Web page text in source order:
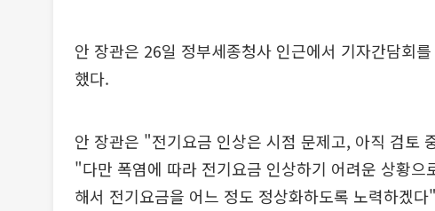
안 장관은 26일 정부세종청사 인근에서 기자간담회
했다.
안 장관은 "전기요금 인상은 시점 문제고, 아직 검토
"다만 폭염에 따라 전기요금 인상하기 어려운 상황으
해서 전기요금을 어느 정도 정상화하도록 노력하겠